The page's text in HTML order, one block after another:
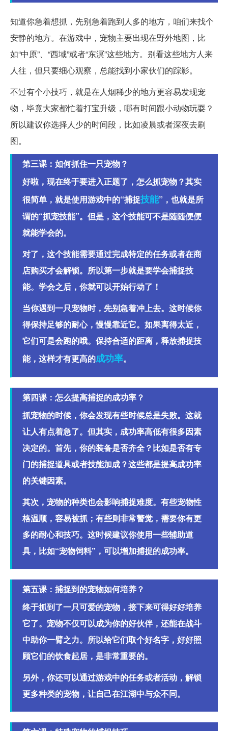
知道你急着想抓，先别急着跑到人多的地方，咱们来找个
安静的地方。在游戏中，宠物主要出现在野外地图，比
如“中原”、“西域”或者“东溟”这些地方。别看这些地方人来
人往，但只要细心观察，总能找到小家伙们的踪影。
不过有个小技巧，就是在人烟稀少的地方更容易发现宠
物，毕竟大家都忙着打宝升级，哪有时间跟小动物玩耍？
所以建议你选择人少的时间段，比如凌晨或者深夜去刷
图。
第三课：如何抓住一只宠物？
好啦，现在终于要进入正题了，怎么抓宠物？其实
很简单，就是使用游戏中的“捕捉技能”，也就是所
谓的“抓宠技能”。但是，这个技能可不是随随便便
就能学会的。
对了，这个技能需要通过完成特定的任务或者在商
店购买才会解锁。所以第一步就是要学会捕捉技
能。学会之后，你就可以开始行动了！
当你遇到一只宠物时，先别急着冲上去。这时候你
得保持足够的耐心，慢慢靠近它。如果离得太近，
它们可是会跑的哦。保持合适的距离，释放捕捉技
能，这样才有更高的成功率。
第四课：怎么提高捕捉的成功率？
抓宠物的时候，你会发现有些时候总是失败。这就
让人有点着急了。但其实，成功率高低有很多因素
决定的。首先，你的装备是否齐全？比如是否有专
门的捕捉道具或者技能加成？这些都是提高成功率
的关键因素。
其次，宠物的种类也会影响捕捉难度。有些宠物性
格温顺，容易被抓；有些则非常警觉，需要你有更
多的耐心和技巧。这时候建议你使用一些辅助道
具，比如“宠物饲料”，可以增加捕捉的成功率。
第五课：捕捉到的宠物如何培养？
终于抓到了一只可爱的宠物，接下来可得好好培养
它了。宠物不仅可以成为你的好伙伴，还能在战斗
中助你一臂之力。所以给它们取个好名字，好好照
顾它们的饮食起居，是非常重要的。
另外，你还可以通过游戏中的任务或者活动，解锁
更多种类的宠物，让自己在江湖中与众不同。